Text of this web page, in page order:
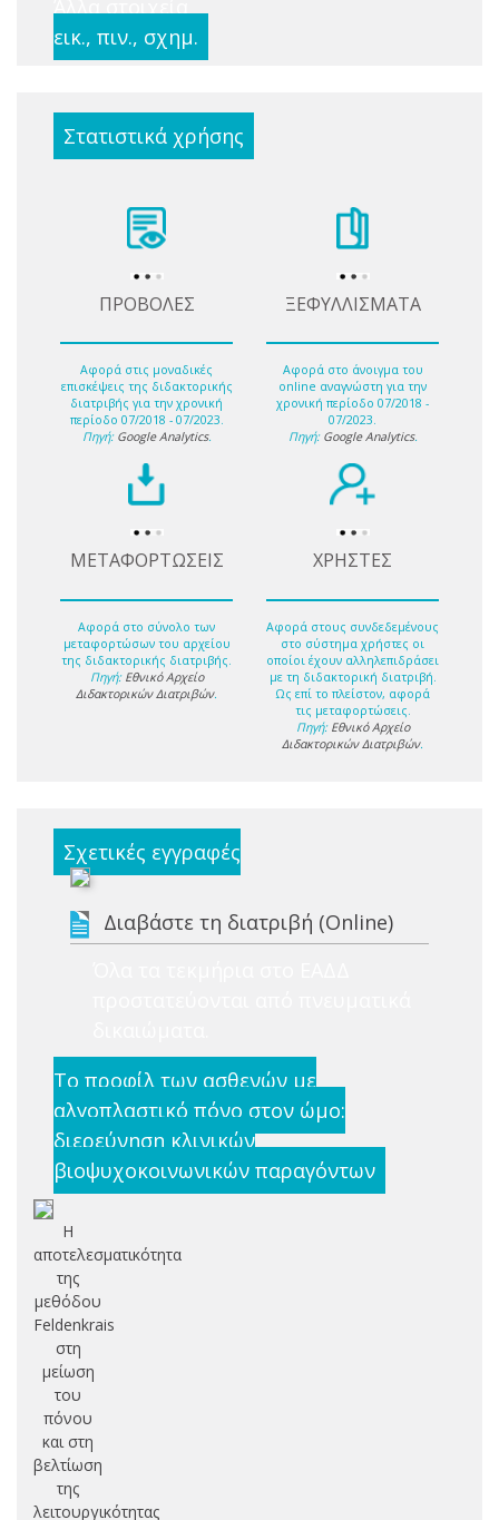
εικ., πιν., σχημ.
Στατιστικά χρήσης
ΠΡΟΒΟΛΕΣ
Αφορά στις μοναδικές
επισκέψεις της διδακτορικής
διατριβής για την χρονική
περίοδο 07/2018 - 07/2023.
Πηγή: Google Analytics.
ΞΕΦΥΛΛΙΣΜΑΤΑ
Αφορά στο άνοιγμα του
online αναγνώστη για την
χρονική περίοδο 07/2018 -
07/2023.
Πηγή: Google Analytics.
ΜΕΤΑΦΟΡΤΩΣΕΙΣ
Αφορά στο σύνολο των
μεταφορτώσων του αρχείου
της διδακτορικής διατριβής.
Πηγή: Εθνικό Αρχείο
Διδακτορικών Διατριβών.
ΧΡΗΣΤΕΣ
Αφορά στους συνδεδεμένους
στο σύστημα χρήστες οι
οποίοι έχουν αλληλεπιδράσει
με τη διδακτορική διατριβή.
Ως επί το πλείστον, αφορά
τις μεταφορτώσεις.
Πηγή: Εθνικό Αρχείο
Διδακτορικών Διατριβών.
Σχετικές εγγραφές
Διαβάστε τη διατριβή (Online)
Το προφίλ των ασθενών με
αλγοπλαστικό πόνο στον ώμο:
διερεύνηση κλινικών
βιοψυχοκοινωνικών παραγόντων
Η
αποτελεσματικότητα
της
μεθόδου
Feldenkrais
στη
μείωση
του
πόνου
και στη
βελτίωση
της
λειτουργικότητας